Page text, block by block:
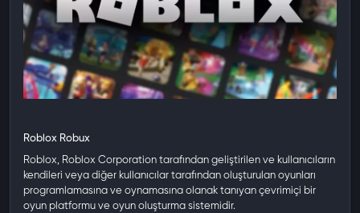
Roblox Robux
Roblox, Roblox Corporation tarafından geliştirilen ve kullanıcıların
kendileri veya diğer kullanıcılar tarafından oluşturulan oyunları
programlamasına ve oynamasına olanak tanıyan çevrimiçi bir
oyun platformu ve oyun oluşturma sistemidir.